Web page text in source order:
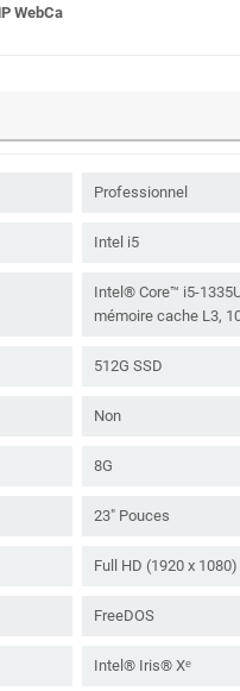
WebCa
Professionnel
Intel i5
Intel® Core™ i5-
mémoire cache L3,
512G SSD
Non
8G
23" Pouces
Full HD (1920 x 1080)
FreeDOS
Intel® Iris® Xᵉ